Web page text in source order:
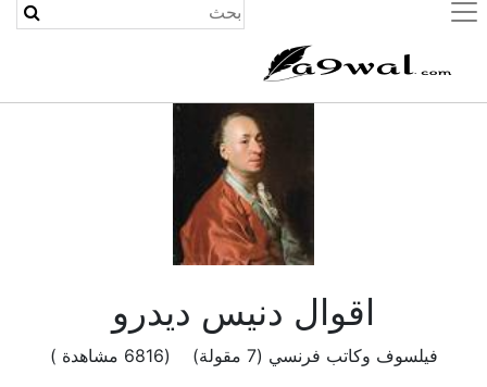
(current)
اقوال دنيس ديدرو
فيلسوف وكاتب فرنسي (7 مقولة) (6816 مشاهدة )